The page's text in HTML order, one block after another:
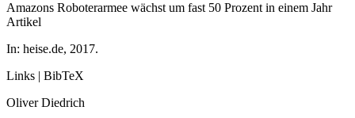
Amazons Roboterarmee wächst um fast 50 Prozent in einem Jahr
Artikel
In: heise.de, 2017.
Links
BibTeX
Oliver Diedrich